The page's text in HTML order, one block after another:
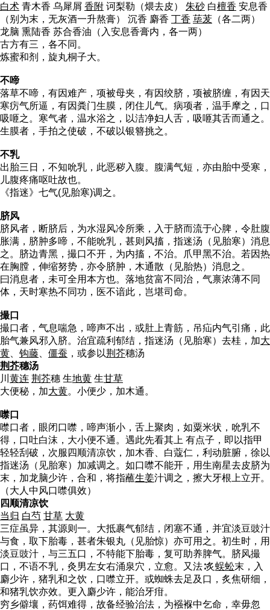
白术 青木香 乌犀屑 香附 诃梨勒（煨去皮） 朱砂 白檀香 安息香
（别为末，无灰酒一升熬膏） 沉香 麝香 丁香 荜茇 （各二两）
龙脑 熏陆香 苏合香油（入安息香膏内，各一两）
古方有三，各不同。
炼蜜和剂，旋丸桐子大。
不啼
落草不啼，有因难产，项被母夹，有因绞脐，项被脐缠，有因天
寒疠气所逼，有因粪门生膜，闭住儿气。病项者，温手摩之，口
吸咂之。寒气者，温水浴之，以洁净妇人舌，吸咂其舌而通之。
生膜者，手拍之使破，不破以银簪挑之。
不乳
出胎三日，不知吮乳，此恶秽入腹。腹满气短，亦由胎中受寒，
儿腹疼痛呕吐故也。
《指迷》七气(见胎寒)调之。
脐风
脐风者，断脐后，为水湿风冷所乘，入于脐而流于心脾，令肚腹
胀满，脐肿多啼，不能吮乳，甚则风搐，指迷汤（见胎寒）消息
之。脐边青黑，撮口不开，为内搐，不治。爪甲黑不治。若因热
在胸膛，伸缩努势，亦令脐肿，木通散（见胎热）消息之。
曰消息者，未可全用本方也。落地贫富不同治，气禀浓薄不同
体，天时寒热不同功，医不谙此，岂堪司命。
撮口
撮口者，气息喘急，啼声不出，或肚上青筋，吊疝内气引痛，此
胎气兼风邪入脐。治宜疏利郁结，指迷汤（见胎寒）去桂，加大
黄
钩藤 僵蚕 ，或参以荆芥穗汤
荆芥穗汤
川 黄连 荆芥穗 生地黄 生甘草
大便秘，加大黄。小便少，加木通。
噤口
噤口者，眼闭口噤，啼声渐小，舌上聚肉，如粟米状，吮乳不
得，口吐白沫，大小便不通。遇此先看其上 有点子，即以指甲
轻轻刮破，次服四顺清凉饮，加木香、白蔻仁，利动脏腑，徐以
指迷汤（见胎寒）加减调之。如口噤不能开，用生南星去皮脐为
末，加龙脑少许，合和，将指蘸生姜汁调之，擦大牙根上立开。
（大人中风口噤俱效）
四顺清凉饮
当归 白芍 甘草 大黄
三症虽异，其源则一。大抵裹气郁结，闭塞不通，并宜淡豆豉汁
与食，取下胎毒，甚者朱银丸（见胎惊）亦可用之。初生时，用
淡豆豉汁，与三五口，不特能下胎毒，复可助养脾气。脐风撮
口，不语不乳，灸男左女右涌泉穴，立愈。又法∶炙蜈蚣末，入
麝少许，猪乳和之饮，口噤立开。或蜘蛛去足及口，炙焦研细，
和猪乳饮亦效。更入麝少许，能治牙疳。
穷乡僻壤，药饵难得，故备经验治法，为襁褓中乞命，幸毋忽